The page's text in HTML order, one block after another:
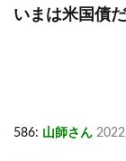
いまは米国債
586: 山師さん